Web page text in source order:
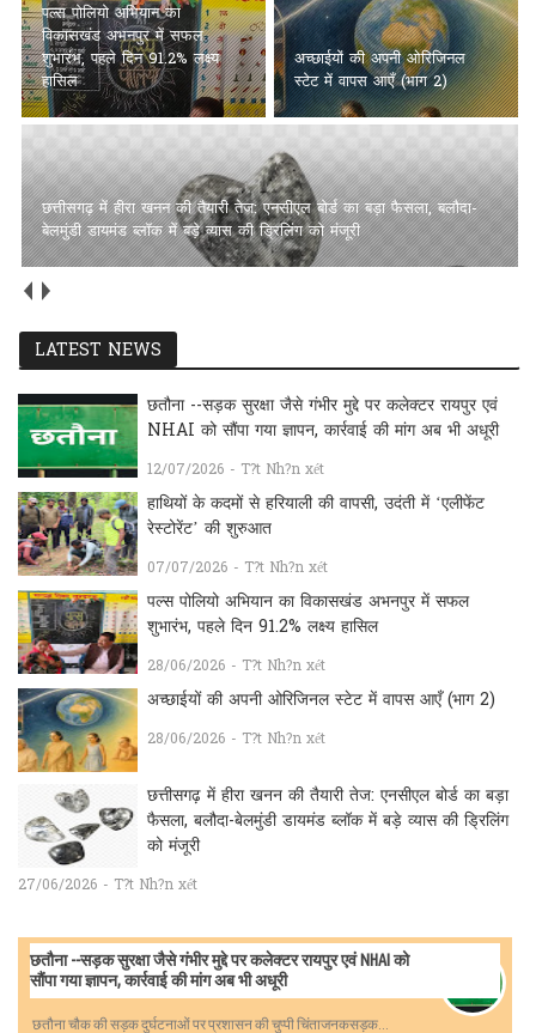
पल्स पोलियो अभियान का
विकासखंड अभनपुर में सफल
शुभारंभ, पहले दिन 91.2% लक्ष्य
हासिल
अच्छाईयों की अपनी ओरिजिनल
स्टेट में वापस आएँ (भाग 2)
छत्तीसगढ़ में हीरा खनन की तैयारी तेज: एनसीएल बोर्ड का बड़ा फैसला, बलौदा-
बेलमुंडी डायमंड ब्लॉक में बड़े व्यास की ड्रिलिंग को मंजूरी
LATEST NEWS
छतौना --सड़क सुरक्षा जैसे गंभीर मुद्दे पर कलेक्टर रायपुर एवं
NHAI को सौंपा गया ज्ञापन, कार्रवाई की मांग अब भी अधूरी
12/07/2026 - T?t Nh?n xét
हाथियों के कदमों से हरियाली की वापसी, उदंती में ‘एलीफेंट
रेस्टोरेंट’ की शुरुआत
07/07/2026 - T?t Nh?n xét
पल्स पोलियो अभियान का विकासखंड अभनपुर में सफल
शुभारंभ, पहले दिन 91.2% लक्ष्य हासिल
28/06/2026 - T?t Nh?n xét
अच्छाईयों की अपनी ओरिजिनल स्टेट में वापस आएँ (भाग 2)
28/06/2026 - T?t Nh?n xét
छत्तीसगढ़ में हीरा खनन की तैयारी तेज: एनसीएल बोर्ड का बड़ा
फैसला, बलौदा-बेलमुंडी डायमंड ब्लॉक में बड़े व्यास की ड्रिलिंग
को मंजूरी
27/06/2026 - T?t Nh?n xét
छतौना --सड़क सुरक्षा जैसे गंभीर मुद्दे पर कलेक्टर रायपुर एवं NHAI को
सौंपा गया ज्ञापन, कार्रवाई की मांग अब भी अधूरी
छतौना चौक की सड़क दुर्घटनाओं पर प्रशासन की चुप्पी चिंताजनकसड़क...